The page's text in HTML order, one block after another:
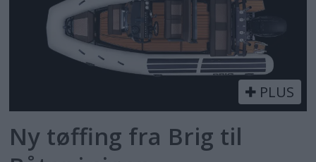
PLUS
Ny tøffing fra Brig til